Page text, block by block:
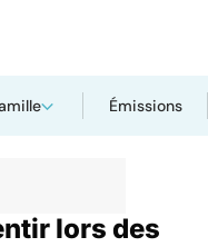
Émissions
lors des